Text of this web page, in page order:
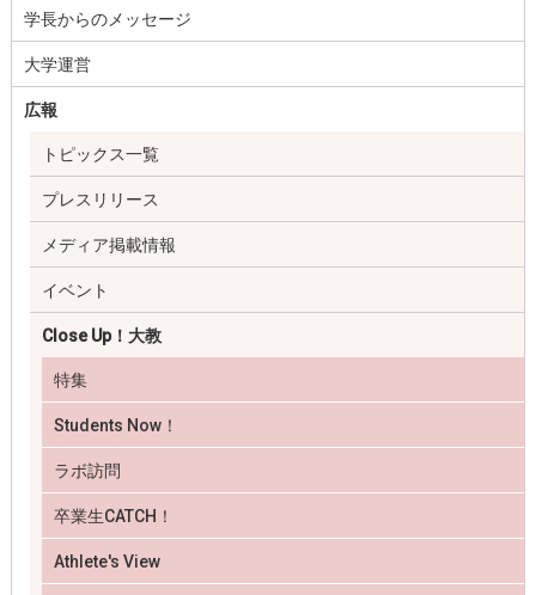
学長からのメッセージ
大学運営
広報
トピックス一覧
プレスリリース
メディア掲載情報
イベント
Close Up！大教
特集
Students Now！
ラボ訪問
卒業生CATCH！
Athlete's View